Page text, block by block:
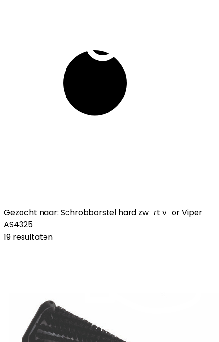
Gezocht naar: Schrobborstel hard zwart voor Viper
AS4325
19 resultaten